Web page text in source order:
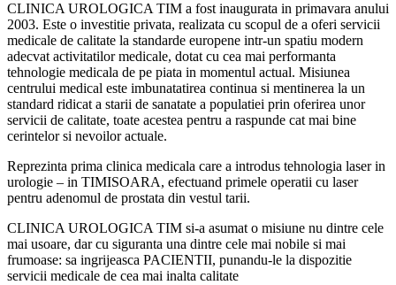
CLINICA UROLOGICA TIM a fost inaugurata in primavara anului
2003. Este o investitie privata, realizata cu scopul de a oferi servicii
medicale de calitate la standarde europene intr-un spatiu modern
adecvat activitatilor medicale, dotat cu cea mai performanta
tehnologie medicala de pe piata in momentul actual. Misiunea
centrului medical este imbunatatirea continua si mentinerea la un
standard ridicat a starii de sanatate a populatiei prin oferirea unor
servicii de calitate, toate acestea pentru a raspunde cat mai bine
cerintelor si nevoilor actuale.
Reprezinta prima clinica medicala care a introdus tehnologia laser in
urologie – in TIMISOARA, efectuand primele operatii cu laser
pentru adenomul de prostata din vestul tarii.
CLINICA UROLOGICA TIM si-a asumat o misiune nu dintre cele
mai usoare, dar cu siguranta una dintre cele mai nobile si mai
frumoase: sa ingrijeasca PACIENTII, punandu-le la dispozitie
servicii medicale de cea mai inalta calitate